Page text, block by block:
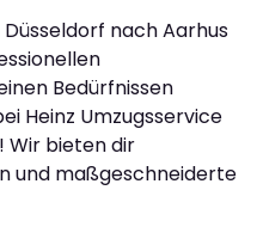
nach Aarhus
Bedürfnissen
Heinz Umzugsservice
Wir bieten dir
und maßgeschneiderte